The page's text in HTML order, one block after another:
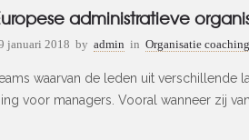
administratieve
januari 2018 by admin in Organisatie coaching
waarvan de leden uit verschillende
voor managers. Vooral wanneer zij